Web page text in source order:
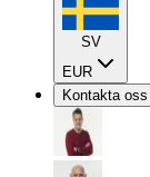
SV
EUR
Kontakta oss